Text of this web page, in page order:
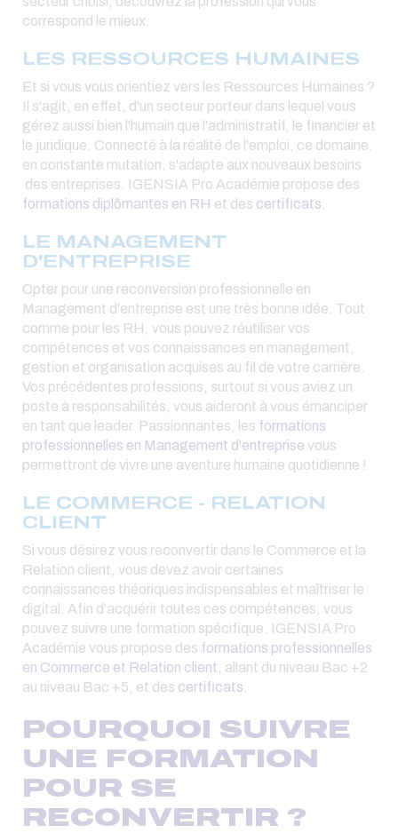
correspond le mieux.
LES RESSOURCES HUMAINES
Et si vous vous orientiez vers les Ressources Humaines ?
Il s'agit, en effet, d'un secteur porteur dans lequel vous
gérez aussi bien l'humain que l'administratif, le financier et
le juridique. Connecté à la réalité de l'emploi, ce domaine,
en constante mutation, s'adapte aux nouveaux besoins
des entreprises. IGENSIA Pro Académie propose des
formations diplômantes en RH et des certificats.
LE MANAGEMENT
D'ENTREPRISE
Opter pour une reconversion professionnelle en
Management d'entreprise est une très bonne idée. Tout
comme pour les RH, vous pouvez réutiliser vos
compétences et vos connaissances en management,
gestion et organisation acquises au fil de votre carrière.
Vos précédentes professions, surtout si vous aviez un
poste à responsabilités, vous aideront à vous émanciper
en tant que leader. Passionnantes, les formations
professionnelles en Management d'entreprise vous
permettront de vivre une aventure humaine quotidienne !
LE COMMERCE - RELATION
CLIENT
Si vous désirez vous reconvertir dans le Commerce et la
Relation client, vous devez avoir certaines
connaissances théoriques indispensables et maîtriser le
digital. Afin d'acquérir toutes ces compétences, vous
pouvez suivre une formation spécifique. IGENSIA Pro
Académie vous propose des formations professionnelles
en Commerce et Relation client, allant du niveau Bac +2
au niveau Bac +5, et des certificats.
POURQUOI SUIVRE
UNE FORMATION
POUR SE
RECONVERTIR ?